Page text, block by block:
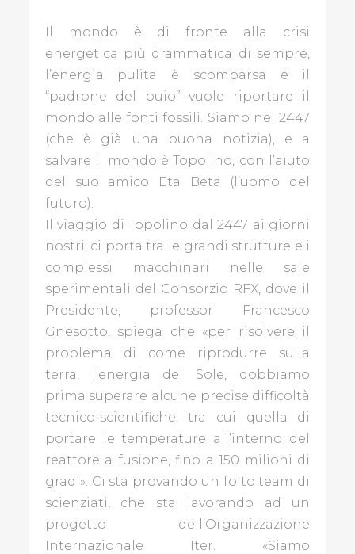
TRENDS
ECONOMIA
EVENTI
NEL
MONDO
L'AMBIENTE
CHE
VOGLIAMO
LUOGHI
D'INCANTO
STORIE
DI
LIBRI
BLOGGER
GALLINE
PADOVANE
Il mondo è di fronte alla crisi
energetica più drammatica di sempre,
l’energia pulita è scomparsa e il
“padrone del buio” vuole riportare il
mondo alle fonti fossili. Siamo nel 2447
(che è già una buona notizia), e a
salvare il mondo è Topolino, con l’aiuto
del suo amico Eta Beta (l’uomo del
futuro).
Il viaggio di Topolino dal 2447 ai giorni
nostri, ci porta tra le grandi strutture e i
complessi macchinari nelle sale
sperimentali del Consorzio RFX, dove il
Presidente, professor Francesco
Gnesotto, spiega che «per risolvere il
problema di come riprodurre sulla
terra, l’energia del Sole, dobbiamo
prima superare alcune precise difficoltà
tecnico-scientifiche, tra cui quella di
portare le temperature all’interno del
reattore a fusione, fino a 150 milioni di
gradi». Ci sta provando un folto team di
scienziati, che sta lavorando ad un
progetto dell’Organizzazione
Internazionale Iter. «Siamo